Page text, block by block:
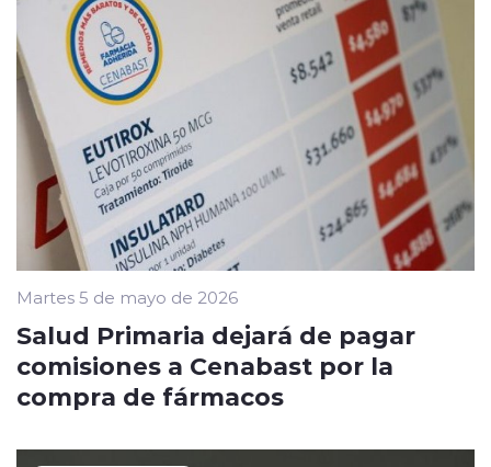
Martes 5 de mayo de 2026
Salud Primaria dejará de pagar
comisiones a Cenabast por la
compra de fármacos